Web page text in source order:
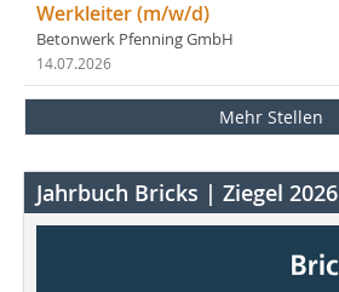
Werkleiter (m/w/d)
Betonwerk Pfenning GmbH
14.07.2026
Mehr Stellen
Jahrbuch Bricks | Ziegel 2026